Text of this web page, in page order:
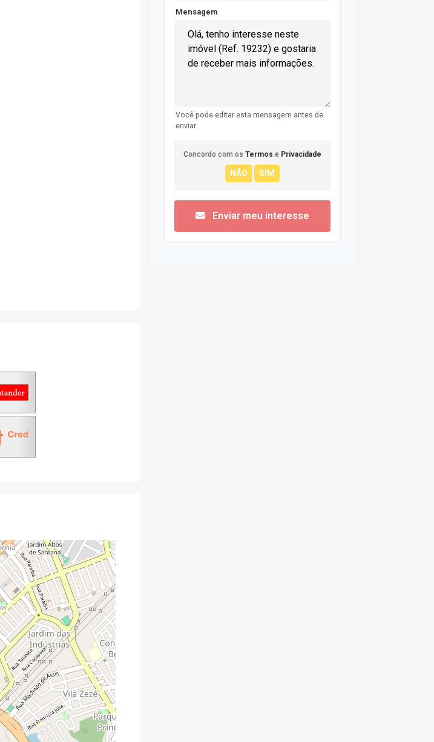
Mensagem
Você pode editar esta mensagem antes de
enviar.
Concordo com os Termos e Privacidade
Enviar meu interesse